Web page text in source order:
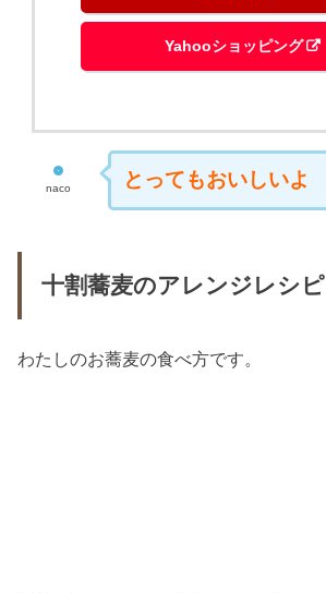
Yahooショッピング
naco とってもおいしいよ
十割蕎麦のアレンジレシピ
わたしのお蕎麦の食べ方です。